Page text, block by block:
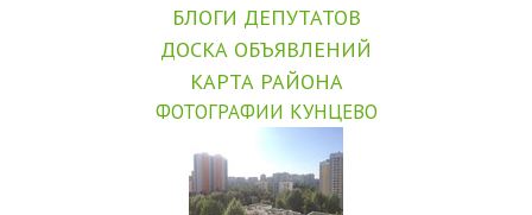
БЛОГИ ДЕПУТАТОВ
ДОСКА ОБЪЯВЛЕНИЙ
КАРТА РАЙОНА
ФОТОГРАФИИ КУНЦЕВО